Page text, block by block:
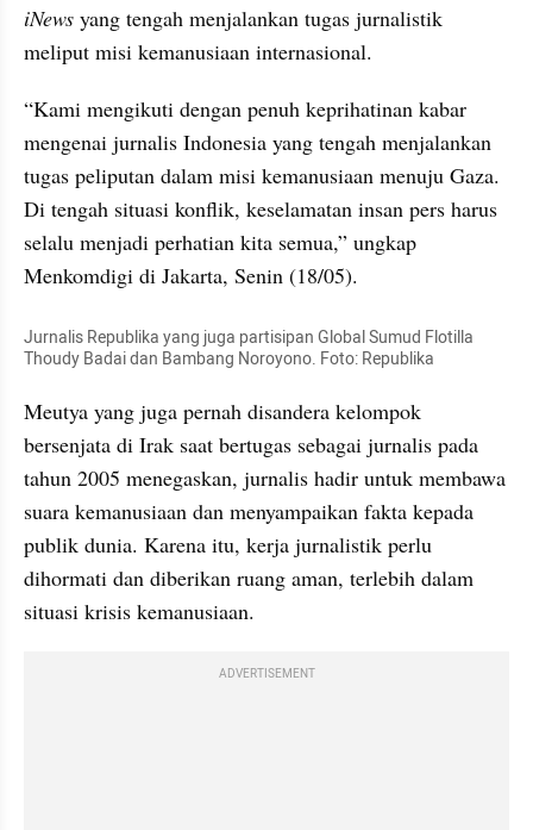
iNews yang tengah menjalankan tugas jurnalistik
meliput misi kemanusiaan internasional.
“Kami mengikuti dengan penuh keprihatinan kabar
mengenai jurnalis Indonesia yang tengah menjalankan
tugas peliputan dalam misi kemanusiaan menuju Gaza.
Di tengah situasi konflik, keselamatan insan pers harus
selalu menjadi perhatian kita semua,” ungkap
Menkomdigi di Jakarta, Senin (18/05).
Jurnalis Republika yang juga partisipan Global Sumud Flotilla
Thoudy Badai dan Bambang Noroyono. Foto: Republika
Meutya yang juga pernah disandera kelompok
bersenjata di Irak saat bertugas sebagai jurnalis pada
tahun 2005 menegaskan, jurnalis hadir untuk membawa
suara kemanusiaan dan menyampaikan fakta kepada
publik dunia. Karena itu, kerja jurnalistik perlu
dihormati dan diberikan ruang aman, terlebih dalam
situasi krisis kemanusiaan.
ADVERTISEMENT